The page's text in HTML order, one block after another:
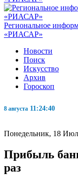
Региональное
«РИАСАР»
Новости
Поиск
Искусство
Архив
Гороскоп
8 августа 11:24:40
Понедельник, 18
Прибыль
раз